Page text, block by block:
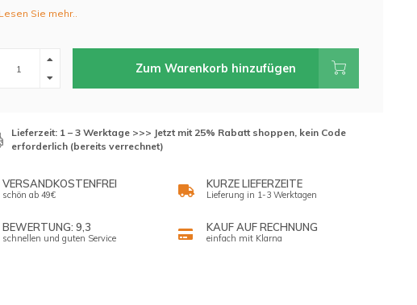
Lesen Sie mehr..
Zum Warenkorb hinzufügen
Lieferzeit: 1 – 3 Werktage >>> Jetzt mit 25% Rabatt shoppen, kein Code
erforderlich (bereits verrechnet)
VERSANDKOSTENFREI
schön ab 49€
KURZE LIEFERZEITE
Lieferung in 1-3 Werktagen
BEWERTUNG: 9,3
schnellen und guten Service
KAUF AUF RECHNUNG
einfach mit Klarna